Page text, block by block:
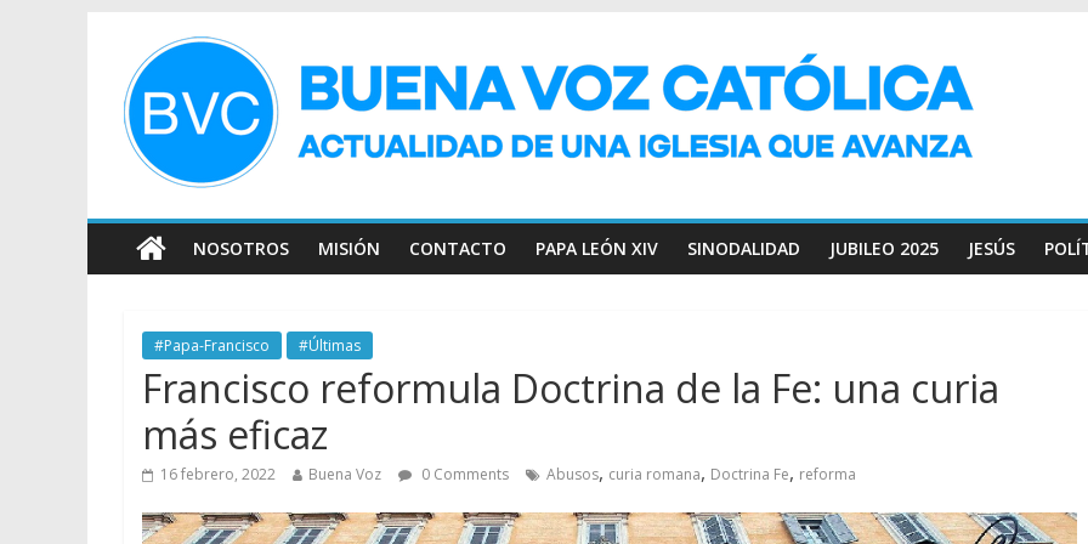
NOSOTROS MISIÓN CONTACTO PAPA LEÓN XIV SINODALIDAD JUBILEO 2025 JESÚS
#Papa-Francisco #Últimas
Francisco reformula Doctrina de la Fe: una curia
más eficaz
16 febrero, 2022 Buena Voz 0 Comments Abusos, curia romana, Doctrina Fe, reforma